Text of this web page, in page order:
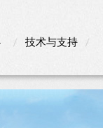
技术与支持